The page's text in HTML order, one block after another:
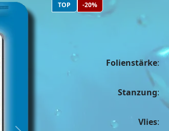
TOP -20%
Folienstärke:
Stanzung:
Vlies: